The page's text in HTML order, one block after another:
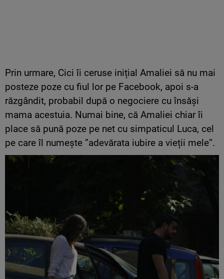
Prin urmare, Cici îi ceruse inițial Amaliei să nu mai
posteze poze cu fiul lor pe Facebook, apoi s-a
răzgândit, probabil după o negociere cu însăși
mama acestuia. Numai bine, că Amaliei chiar îi
place să pună poze pe net cu simpaticul Luca, cel
pe care îl numește ”adevărata iubire a vieții mele”.